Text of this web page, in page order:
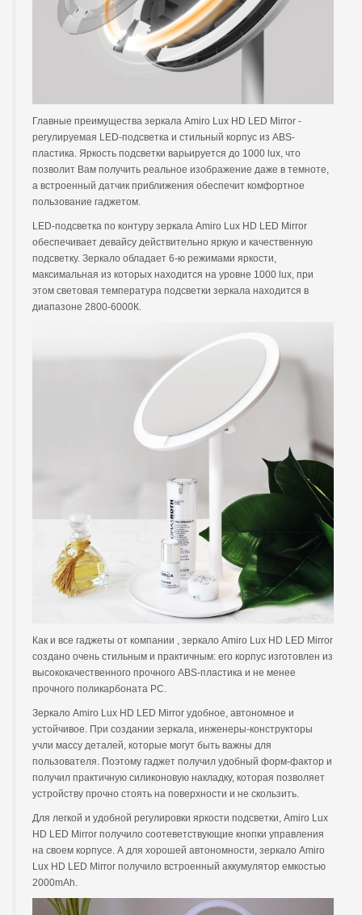
Главные преимущества зеркала Amiro Lux HD LED Mirror -
регулируемая LED-подсветка и стильный корпус из ABS-
пластика. Яркость подсветки варьируется до 1000 lux, что
позволит Вам получить реальное изображение даже в темноте,
а встроенный датчик приближения обеспечит комфортное
пользование гаджетом.
LED-подсветка по контуру зеркала Amiro Lux HD LED Mirror
обеспечивает девайсу действительно яркую и качественную
подсветку. Зеркало обладает 6-ю режимами яркости,
максимальная из которых находится на уровне 1000 lux, при
этом световая температура подсветки зеркала находится в
диапазоне 2800-6000К.
Как и все гаджеты от компании , зеркало Amiro Lux HD LED Mirror
создано очень стильным и практичным: его корпус изготовлен из
высококачественного прочного ABS-пластика и не менее
прочного поликарбоната PC.
Зеркало Amiro Lux HD LED Mirror удобное, автономное и
устойчивое. При создании зеркала, инженеры-конструкторы
учли массу деталей, которые могут быть важны для
пользователя. Поэтому гаджет получил удобный форм-фактор и
получил практичную силиконовую накладку, которая позволяет
устройству прочно стоять на поверхности и не скользить.
Для легкой и удобной регулировки яркости подсветки, Amiro Lux
HD LED Mirror получило соотеветствующие кнопки управления
на своем корпусе. А для хорошей автономности, зеркало Amiro
Lux HD LED Mirror получило встроенный аккумулятор емкостью
2000mAh.